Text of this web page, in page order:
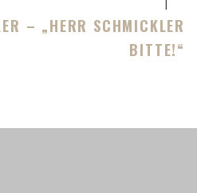
– „HERR SCHMICKLER
BITTE!“